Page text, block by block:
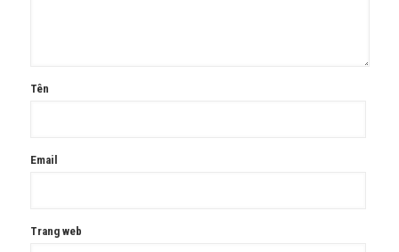
Tên
Email
Trang web